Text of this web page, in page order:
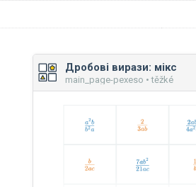
Дробові вирази: мікс
main_page-pexeso • těžké